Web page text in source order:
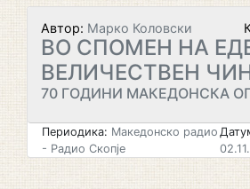
Автор: Марко Коловски
ВО СПОМЕН НА
ВЕЛИЧЕСТВЕН
70 ГОДИНИ МАКЕДОНСКА
Периодика: Македонско радио
- Радио Скопје